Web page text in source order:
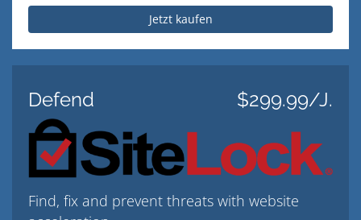
Jetzt kaufen
Defend $299.99/J.
Find, fix and prevent threats with website